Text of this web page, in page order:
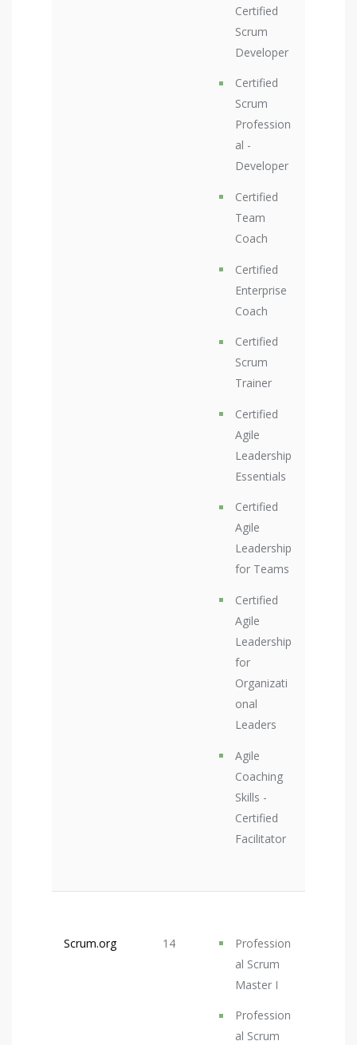
Certified
Scrum
Developer
Certified
Scrum
Profession
al -
Developer
Certified
Team
Coach
Certified
Enterprise
Coach
Certified
Scrum
Trainer
Certified
Agile
Leadership
Essentials
Certified
Agile
Leadership
for Teams
Certified
Agile
Leadership
for
Organizati
onal
Leaders
Agile
Coaching
Skills -
Certified
Facilitator
Scrum.org 14
Profession
al Scrum
Master I
Profession
al Scrum